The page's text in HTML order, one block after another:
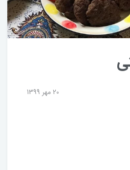
20 مهر 1399